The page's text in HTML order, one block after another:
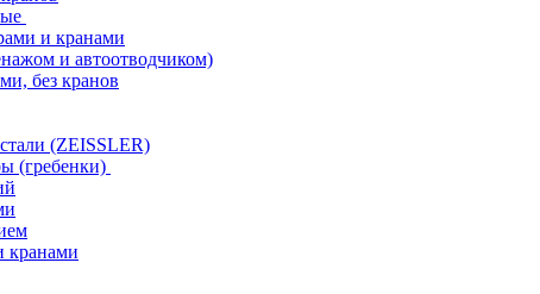
и кранами
и автоотводчиком)
без кранов
(ZEISSLER)
(гребенки)
кранами